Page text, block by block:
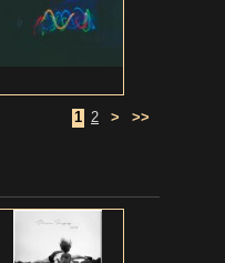
1 2 > >>